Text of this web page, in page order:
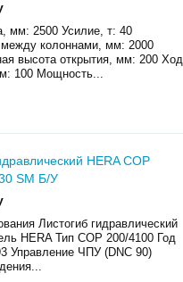
мм: 2500 Усилие, т: 40
между колоннами, мм: 2000
высота открытия, мм: 200 Ход
100 Мощность...
HERA COP
SM Б/У
Листогиб гидравлический
HERA Тип COP 200/4100 Год
Управление ЧПУ (DNC 90)